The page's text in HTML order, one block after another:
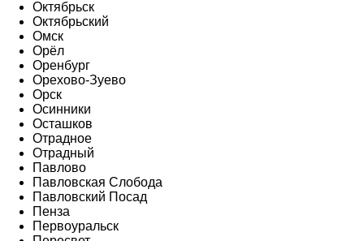
Октябрьск
Октябрьский
Омск
Орёл
Оренбург
Орехово-Зуево
Орск
Осинники
Осташков
Отрадное
Отрадный
Павлово
Павловская Слобода
Павловский Посад
Пенза
Первоуральск